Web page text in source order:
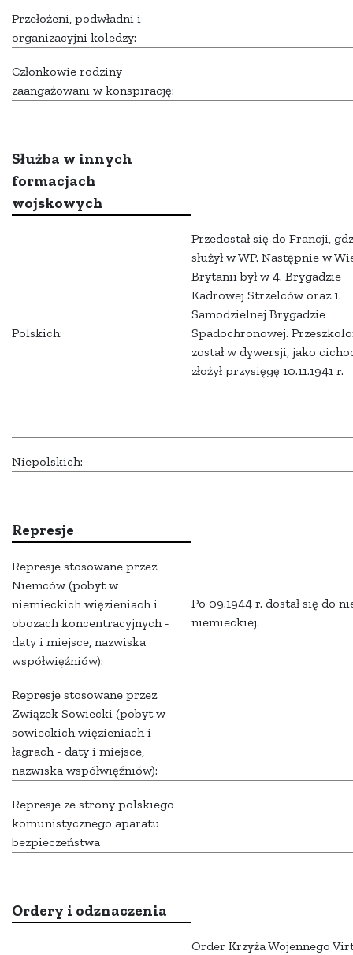
Przełożeni, podwładni i
organizacyjni koledzy:
Członkowie rodziny
zaangażowani w konspirację:
Służba w innych
formacjach
wojskowych
Polskich:
Przedostał się do Francji,
służył w WP. Następnie w
Brytanii był w 4. Brygadzie
Kadrowej Strzelców oraz 1.
Samodzielnej Brygadzie
Spadochronowej.
został w dywersji, jako
złożył przysięgę 10.11.1941 r.
Niepolskich:
Represje
Represje stosowane przez
Niemców (pobyt w
niemieckich więzieniach i
obozach koncentracyjnych -
daty i miejsce, nazwiska
współwięźniów):
Po 09.1944 r. dostał się do
niemieckiej.
Represje stosowane przez
Związek Sowiecki (pobyt w
sowieckich więzieniach i
łagrach - daty i miejsce,
nazwiska współwięźniów):
Represje ze strony polskiego
komunistycznego aparatu
bezpieczeństwa
Ordery i odznaczenia
Order Krzyża Wojennego